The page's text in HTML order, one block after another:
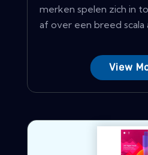
merken spelen zich in
af over een breed scala
View